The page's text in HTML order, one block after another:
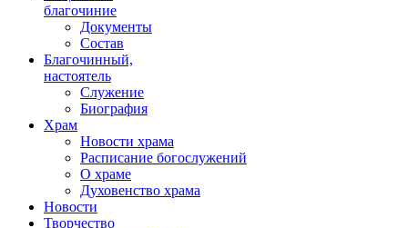
благочиние
Документы
Состав
Благочинный,
настоятель
Служение
Биография
Храм
Новости храма
Расписание богослужений
О храме
Духовенство храма
Новости
Творчество